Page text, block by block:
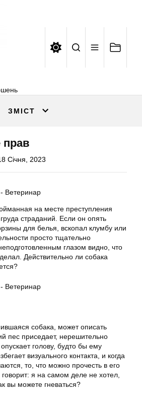
ЗМІСТ
прав
Січня, 2023
на месте преступления
страданий. Если он опять
для белья, вскопал клумбу или
просто тщательно
глазом видно, что
Действительно ли собака
собака, может описать
пес приседает, нерешительно
голову, будто бы ему
визуального контакта, и когда
то, что можно прочесть в его
говорит: я на самом деле не хотел,
вы можете гневаться?